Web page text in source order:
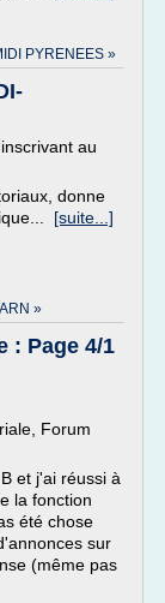
PYRENEES »
au
donne
[suite...]
»
: Page 4/1
Forum
et j'ai réussi à
la fonction
été chose
sur
(même pas